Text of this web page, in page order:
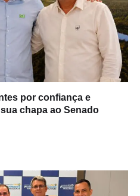
por confiança e
chapa ao Senado